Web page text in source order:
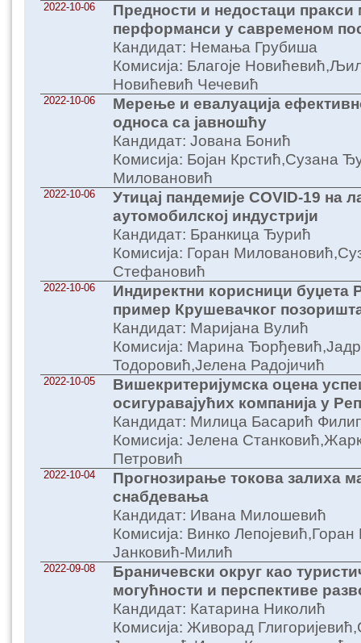
2022-10-06
Предности и недостаци пракси
перформанси у савременом
Кандидат: Немања Грубиша
Комисија: Благоје
Новићевић Чечевић
2022-10-06
Мерење и евалуација
односа са јавношћу
Кандидат: Јована Бонић
Комисија: Бојан Крстић,Сузана
Миловановић
2022-10-06
Утицај пандемије COVID-19 на
аутомобилској индустрији
Кандидат: Бранкица Ђурић
Комисија: Горан
Стефановић
2022-10-06
Индиректни корисници буџета
пример Крушевачког
Кандидат: Маријана Вулић
Комисија: Марина
Тодоровић,Јелена Радојичић
2022-10-05
Вишекритеријумска оцена
осигуравајућих компанија у
Кандидат: Милица Басарић
Комисија: Јелена
Петровић
2022-10-04
Прогнозирање токова залиха
снабдевања
Кандидат: Ивана Милошевић
Комисија: Винко
Јанковић-Милић
2022-09-08
Браничевски округ као
могућности и перспективе
Кандидат: Катарина Николић
Комисија: Живорад